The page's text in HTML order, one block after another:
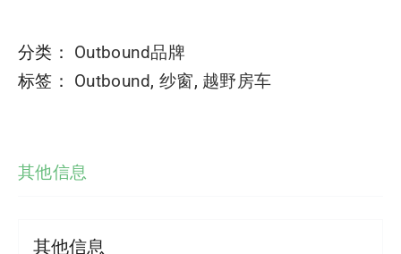
分类： Outbound品牌
标签： Outbound, 纱窗, 越野房车
其他信息
其他信息